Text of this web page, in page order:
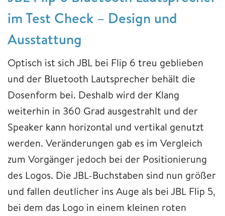
im Test Check – Design und
Ausstattung
Optisch ist sich JBL bei Flip 6 treu geblieben
und der Bluetooth Lautsprecher behält die
Dosenform bei. Deshalb wird der Klang
weiterhin in 360 Grad ausgestrahlt und der
Speaker kann horizontal und vertikal genutzt
werden. Veränderungen gab es im Vergleich
zum Vorgänger jedoch bei der Positionierung
des Logos. Die JBL-Buchstaben sind nun größer
und fallen deutlicher ins Auge als bei JBL Flip 5,
bei dem das Logo in einem kleinen roten